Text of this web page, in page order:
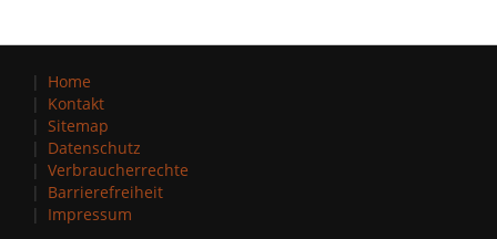
Home
Kontakt
Sitemap
Datenschutz
Verbraucherrechte
Barrierefreiheit
Impressum